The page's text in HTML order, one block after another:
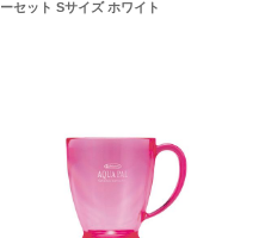
ーセット Sサイズ ホワイト